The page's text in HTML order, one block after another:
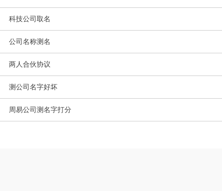
科技公司取名
公司名称测名
两人合伙协议
测公司名字好坏
周易公司测名字打分